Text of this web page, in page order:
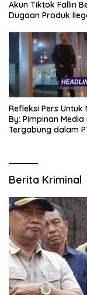
Akun Tiktok Fallin
Dugaan Produk
Refleksi Pers Untuk
By: Pimpinan
Tergabung dalam
Berita Kriminal